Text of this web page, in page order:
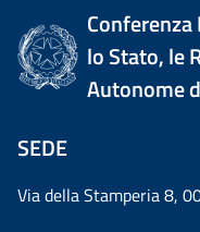
lo Stato, le
Autonome
SEDE
Via della Stamperia 8,